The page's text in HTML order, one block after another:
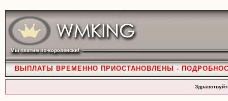
ВЫПЛАТЫ ВРЕМЕННО ПРИОСТАНОВЛЕНЫ -